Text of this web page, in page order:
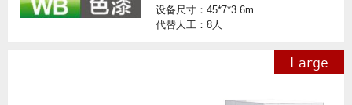
设备尺寸：45*7*3.6m
代替人工：8人
Large